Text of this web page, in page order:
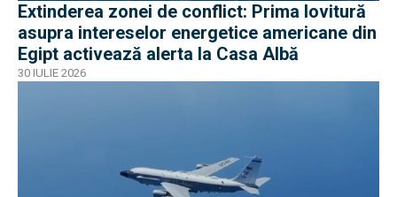
Extinderea zonei de conflict: Prima lovitură
asupra intereselor energetice americane din
Egipt activează alerta la Casa Albă
30 IULIE 2026